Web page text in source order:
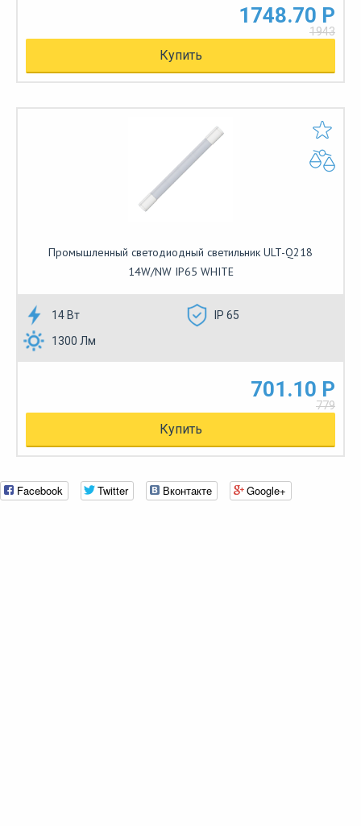
1748.70 Р
1943
Купить
Промышленный светодиодный светильник ULT-Q218
14W/NW IP65 WHITE
14 Вт
IP 65
1300 Лм
701.10 Р
779
Купить
Facebook Twitter Вконтакте Google+